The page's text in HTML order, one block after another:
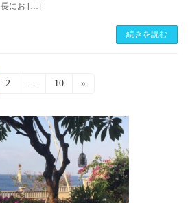
長にお […]
続きを読む
固
ー
ジ
2
固
ー
ジ
10 »